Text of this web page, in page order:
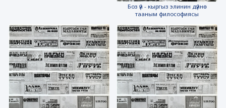
Боз үй - кыргыз элинин дүйнө
тааным философиясы